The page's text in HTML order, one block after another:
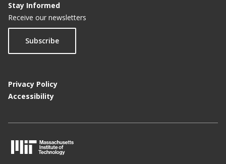
Stay Informed
Receive our newsletters
Subscribe
Privacy Policy
Accessibility